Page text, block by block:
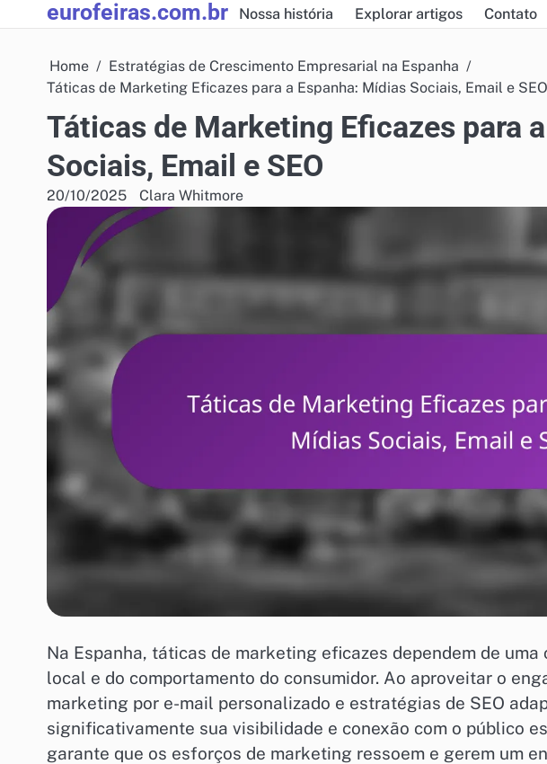
to
eurofeiras.com.br Nossa história Explorar artigos Contato
Home
Estratégias de Crescimento Empresarial na Espanha
Táticas de Marketing Eficazes para a Espanha: Mídias Sociais, Email e SEO
Táticas de Marketing Eficazes para
Sociais, Email e SEO
20/10/2025 Clara Whitmore
Na Espanha, táticas de marketing eficazes dependem de
local e do comportamento do consumidor. Ao aproveitar o
marketing por e-mail personalizado e estratégias de SEO
significativamente sua visibilidade e conexão com o público
garante que os esforços de marketing ressoem e gerem um